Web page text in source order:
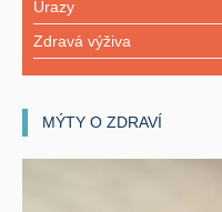
Úrazy
Zdravá výživa
MÝTY O ZDRAVÍ